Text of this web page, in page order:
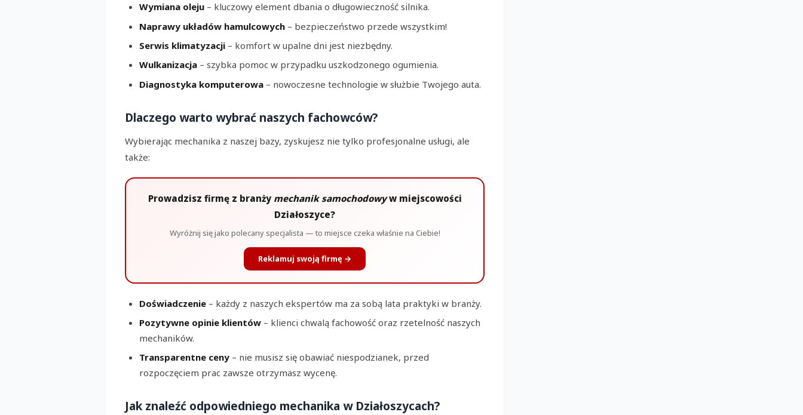
Wymiana oleju – kluczowy element dbania o długowieczność silnika.
Naprawy układów hamulcowych – bezpieczeństwo przede wszystkim!
Serwis klimatyzacji – komfort w upalne dni jest niezbędny.
Wulkanizacja – szybka pomoc w przypadku uszkodzonego ogumienia.
Diagnostyka komputerowa – nowoczesne technologie w służbie Twojego auta.
Dlaczego warto wybrać naszych fachowców?
Wybierając mechanika z naszej bazy, zyskujesz nie tylko profesjonalne usługi, ale
także:
Prowadzisz firmę z branży mechanik samochodowyw miejscowości
Działoszyce?
Wyróżnij się jako polecany specjalista — to miejsce czeka właśnie na Ciebie!
Reklamuj swoją firmę →
Doświadczenie – każdy z naszych ekspertów ma za sobą lata praktyki w branży.
Pozytywne opinie klientów – klienci chwalą fachowość oraz rzetelność naszych
mechaników.
Transparentne ceny – nie musisz się obawiać niespodzianek, przed
rozpoczęciem prac zawsze otrzymasz wycenę.
Jak znaleźć odpowiedniego mechanika w Działoszycach?